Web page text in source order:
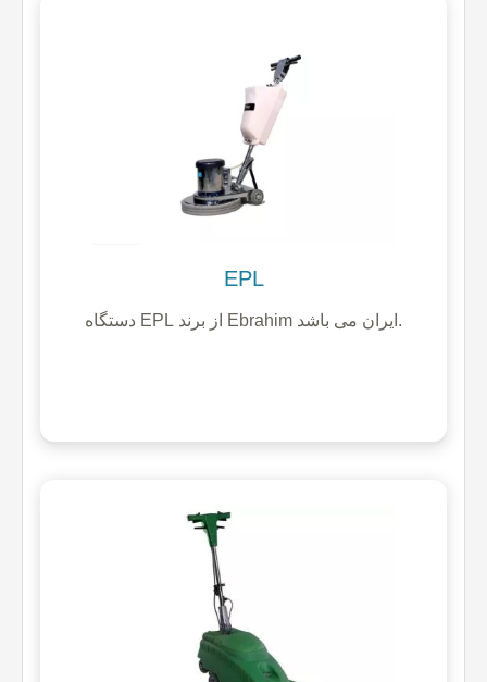
EPL
دستگاه EPL از برند Ebrahim ایران می باشد.